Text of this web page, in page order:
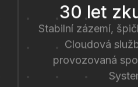
30 let
Stabilní zázemí,
Cloudová
provozovaná